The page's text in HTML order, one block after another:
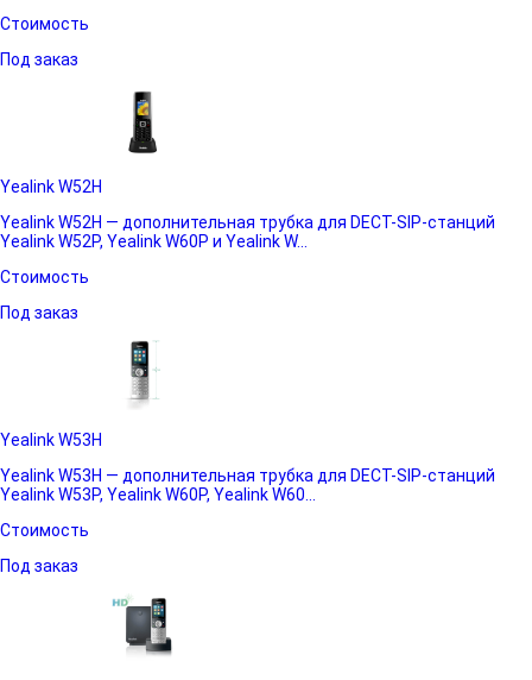
Стоимость
Под заказ
Yealink W52H
Yealink W52H — дополнительная трубка для DECT-SIP-станций
Yealink W52P, Yealink W60P и Yealink W...
Стоимость
Под заказ
Yealink W53H
Yealink W53H — дополнительная трубка для DECT-SIP-станций
Yealink W53P, Yealink W60P, Yealink W60...
Стоимость
Под заказ